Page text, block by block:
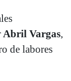
Abril Vargas,
de labores